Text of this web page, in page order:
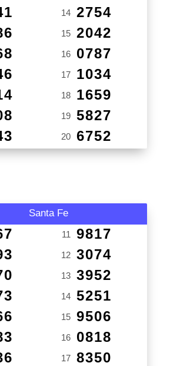
14 2754
15 2042
16 0787
17 1034
18 1659
19 5827
20 6752
Santa Fe
11 9817
12 3074
13 3952
14 5251
15 9506
16 0818
17 8350